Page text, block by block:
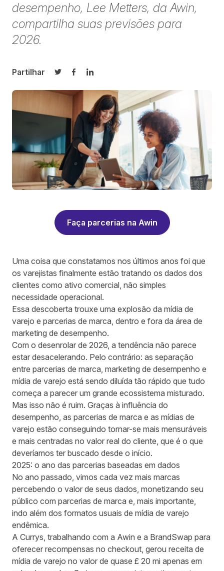
desempenho, Lee Metters, da Awin,
compartilha suas previsões para
2026.
Partilhar
Partilhar no Twitter
Partilhar no Facebook
Partilhar no LinkedIn
Faça parcerias na Awin
Uma coisa que constatamos nos últimos anos foi que
os varejistas finalmente estão tratando os dados dos
clientes como ativo comercial, não simples
necessidade operacional.
Essa descoberta trouxe uma explosão da mídia de
varejo e parcerias de marca, dentro e fora da área de
marketing de desempenho.
Com o desenrolar de 2026, a tendência não parece
estar desacelerando. Pelo contrário: as separação
entre parcerias de marca, marketing de desempenho e
mídia de varejo está sendo diluída tão rápido que tudo
começa a parecer um grande ecossistema misturado.
Mas isso não é ruim. Graças à influência do
desempenho, as parcerias de marca e as mídias de
varejo estão conseguindo tornar-se mais mensuráveis
e mais centradas no valor real do cliente, que é o que
deveríamos ter buscado desde o início.
2025: o ano das parcerias baseadas em dados
No ano passado, vimos cada vez mais marcas
percebendo o valor de seus dados, monetizando seu
público com parcerias de marca e, mais importante,
indo além dos formatos usuais de mídia de varejo
endêmica.
A Currys, trabalhando com a Awin e a BrandSwap para
oferecer recompensas no checkout, gerou receita de
mídia de varejo no valor de quase £ 20 mi apenas em